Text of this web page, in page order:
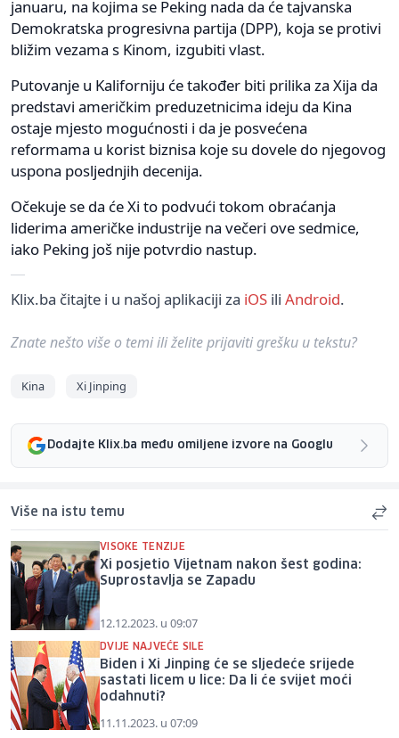
januaru, na kojima se Peking nada da će tajvanska
Demokratska progresivna partija (DPP), koja se protivi
bližim vezama s Kinom, izgubiti vlast.
Putovanje u Kaliforniju će također biti prilika za Xija da
predstavi američkim preduzetnicima ideju da Kina
ostaje mjesto mogućnosti i da je posvećena
reformama u korist biznisa koje su dovele do njegovog
uspona posljednjih decenija.
Očekuje se da će Xi to podvući tokom obraćanja
liderima američke industrije na večeri ove sedmice,
iako Peking još nije potvrdio nastup.
Klix.ba čitajte i u našoj aplikaciji za iOS ili Android.
Znate nešto više o temi ili želite prijaviti grešku u tekstu?
Kina Xi Jinping
Dodajte Klix.ba među omiljene izvore na Googlu
Više na istu temu
VISOKE TENZIJE
Xi posjetio Vijetnam nakon šest godina:
Suprostavlja se Zapadu
12.12.2023. u 09:07
DVIJE NAJVEĆE SILE
Biden i Xi Jinping će se sljedeće srijede
sastati licem u lice: Da li će svijet moći
odahnuti?
11.11.2023. u 07:09